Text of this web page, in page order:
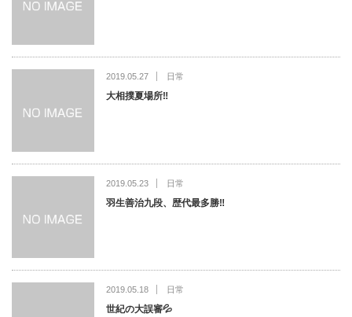
2019.05.27 日常
大相撲夏場所‼️
2019.05.23 日常
羽生善治九段、歴代最多勝‼️
2019.05.18 日常
世紀の大誤審💦